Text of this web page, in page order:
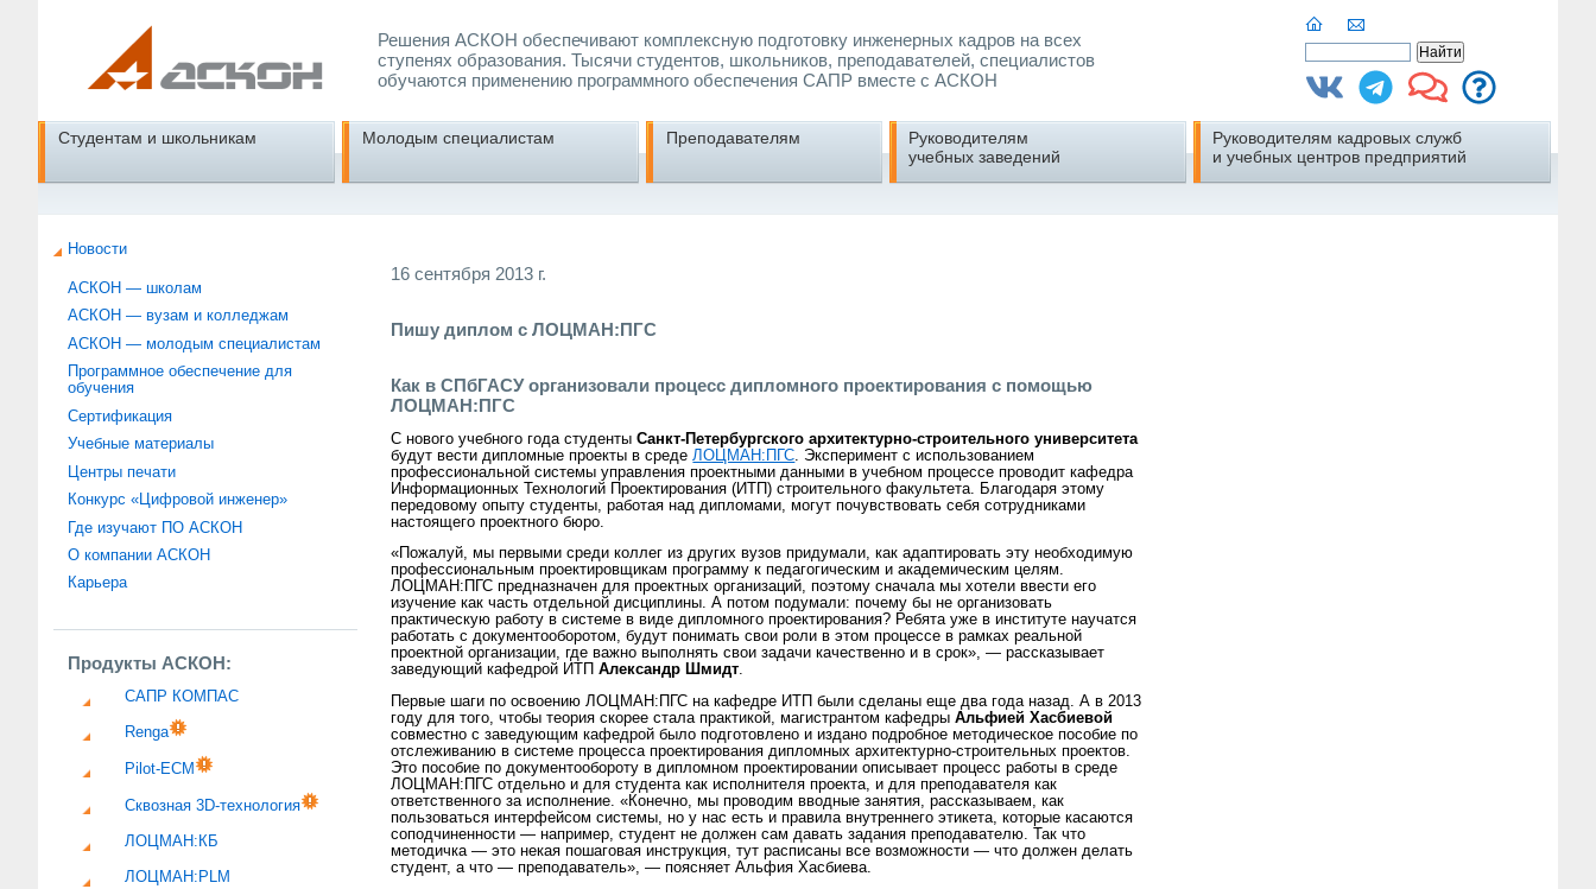
Решения АСКОН обеспечивают комплексную подготовку инженерных кадров на всех
ступенях образования. Тысячи студентов, школьников, преподавателей, специалистов
обучаются применению программного обеспечения САПР вместе с АСКОН
Студентам и школьникам Молодым специалистам Преподавателям
Руководителям
учебных заведений
Руководителям кадровых служб
и учебных центров предприятий
Новости
АСКОН — школам
АСКОН — вузам и колледжам
АСКОН — молодым специалистам
Программное обеспечение для
обучения
Сертификация
Учебные материалы
Центры печати
Конкурс «Цифровой инженер»
Где изучают ПО АСКОН
О компании АСКОН
Карьера
Продукты АСКОН:
САПР КОМПАС
Renga
Pilot-ECM
Сквозная 3D-технология
ЛОЦМАН:КБ
ЛОЦМАН:PLM
16 сентября 2013 г.
Пишу диплом с ЛОЦМАН:ПГС
Как в СПбГАСУ организовали процесс дипломного проектирования с помощью
ЛОЦМАН:ПГС
С нового учебного года студентыСанкт-Петербургского архитектурно-строительного университета
будут вести дипломные проекты в средеЛОЦМАН:ПГС. Эксперимент с использованием
профессиональной системы управления проектными данными в учебном процессе проводит кафедра
Информационных Технологий Проектирования (ИТП) строительного факультета. Благодаря этому
передовому опыту студенты, работая над дипломами, могут почувствовать себя сотрудниками
настоящего проектного бюро.
«Пожалуй, мы первыми среди коллег из других вузов придумали, как адаптировать эту необходимую
профессиональным проектировщикам программу к педагогическим и академическим целям.
ЛОЦМАН:ПГС предназначен для проектных организаций, поэтому сначала мы хотели ввести его
изучение как часть отдельной дисциплины. А потом подумали: почему бы не организовать
практическую работу в системе в виде дипломного проектирования? Ребята уже в институте научатся
работать с документооборотом, будут понимать свои роли в этом процессе в рамках реальной
проектной организации, где важно выполнять свои задачи качественно и в срок», — рассказывает
заведующий кафедрой ИТПАлександр Шмидт.
Первые шаги по освоению ЛОЦМАН:ПГС на кафедре ИТП были сделаны еще два года назад. А в 2013
году для того, чтобы теория скорее стала практикой, магистрантом кафедрыАльфией Хасбиевой
совместно с заведующим кафедрой было подготовлено и издано подробное методическое пособие по
отслеживанию в системе процесса проектирования дипломных архитектурно-строительных проектов.
Это пособие по документообороту в дипломном проектировании описывает процесс работы в среде
ЛОЦМАН:ПГС отдельно и для студента как исполнителя проекта, и для преподавателя как
ответственного за исполнение. «Конечно, мы проводим вводные занятия, рассказываем, как
пользоваться интерфейсом системы, но у нас есть и правила внутреннего этикета, которые касаются
соподчиненности — например, студент не должен сам давать задания преподавателю. Так что
методичка — это некая пошаговая инструкция, тут расписаны все возможности — что должен делать
студент, а что — преподаватель», — поясняет Альфия Хасбиева.